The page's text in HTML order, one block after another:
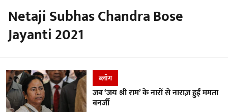
Netaji Subhas Chandra Bose
Jayanti 2021
ब्लॉग
जब ‘जय श्री राम’ के नारों से नाराज़ हुईं ममता
बनर्जी